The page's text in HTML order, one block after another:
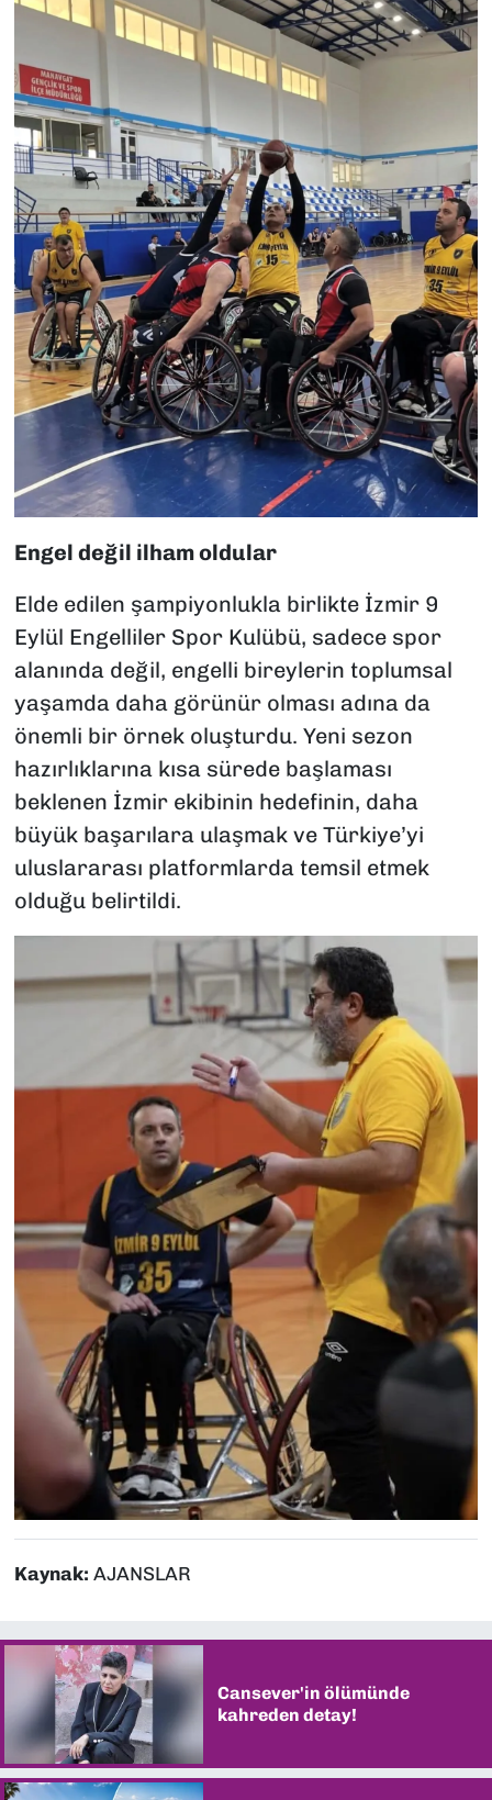
Engel değil ilham oldular
Elde edilen şampiyonlukla birlikte İzmir 9
Eylül Engelliler Spor Kulübü, sadece spor
alanında değil, engelli bireylerin toplumsal
yaşamda daha görünür olması adına da
önemli bir örnek oluşturdu. Yeni sezon
hazırlıklarına kısa sürede başlaması
beklenen İzmir ekibinin hedefinin, daha
büyük başarılara ulaşmak ve Türkiye’yi
uluslararası platformlarda temsil etmek
olduğu belirtildi.
Kaynak: AJANSLAR
Cansever'in ölümünde
kahreden detay!